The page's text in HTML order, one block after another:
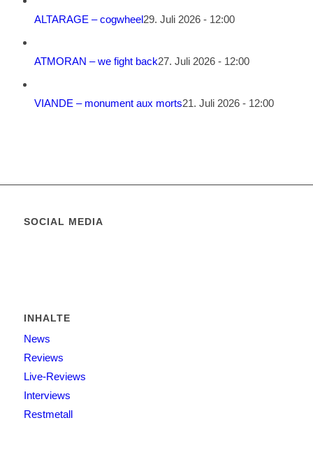
ALTARAGE – cogwheel29. Juli 2026 - 12:00
ATMORAN – we fight back27. Juli 2026 - 12:00
VIANDE – monument aux morts21. Juli 2026 - 12:00
SOCIAL MEDIA
INHALTE
News
Reviews
Live-Reviews
Interviews
Restmetall